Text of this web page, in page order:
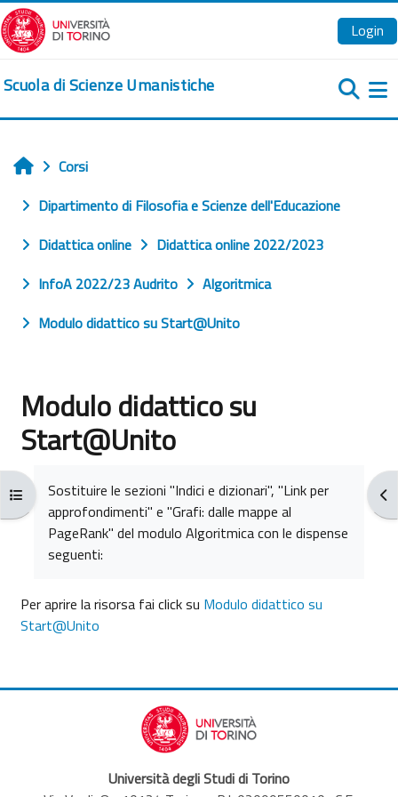
Vai al contenuto principale
Login
Scuola di Scienze Umanistiche
Apri indice del corso
Home
Corsi
Dipartimento di Filosofia e Scienze dell'Educazione
Didattica online
Didattica online 2022/2023
InfoA 2022/23 Audrito
Algoritmica
Modulo didattico su Start@Unito
Modulo didattico su
Start@Unito
Sostituire le sezioni "Indici e dizionari", "Link per
approfondimenti" e "Grafi: dalle mappe al
PageRank" del modulo Algoritmica con le dispense
seguenti:
Per aprire la risorsa fai click su Modulo didattico su
Start@Unito
Università degli Studi di Torino